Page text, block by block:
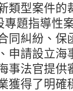
類型案件的
專題指導性
同糾紛、保
申請設立海
事法官提供
獲得了明確